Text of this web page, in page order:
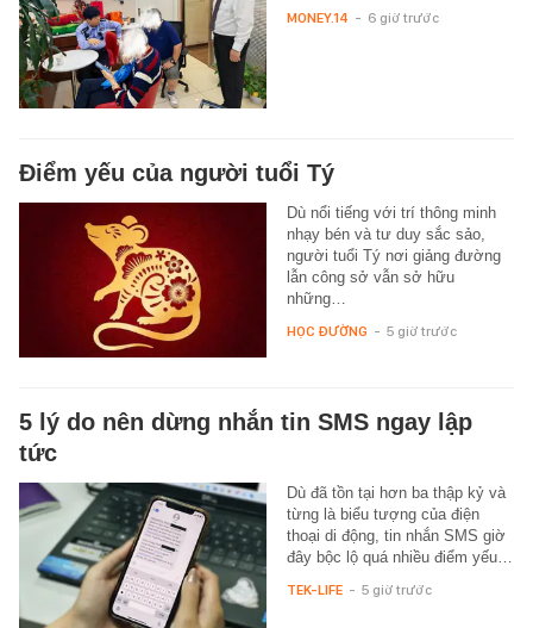
MONEY.14 - 6 giờ trước
Điểm yếu của người tuổi Tý
Dù nổi tiếng với trí thông minh
nhạy bén và tư duy sắc sảo,
người tuổi Tý nơi giảng đường
lẫn công sở vẫn sở hữu
những…
HỌC ĐƯỜNG - 5 giờ trước
5 lý do nên dừng nhắn tin SMS ngay lập
tức
Dù đã tồn tại hơn ba thập kỷ và
từng là biểu tượng của điện
thoại di động, tin nhắn SMS giờ
đây bộc lộ quá nhiều điểm yếu…
TEK-LIFE - 5 giờ trước